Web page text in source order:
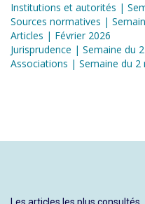
Institutions et autorités |
Sources normatives |
Articles | Février 2026
Jurisprudence | Semaine du
Associations | Semaine du 2